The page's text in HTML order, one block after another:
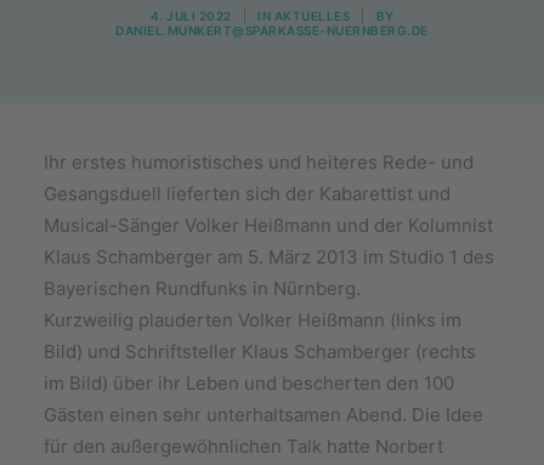
4. JULI 2022 IN AKTUELLES
BY
DANIEL.MUNKERT@SPARKASSE-NUERNBERG.DE
Ihr erstes humoristisches und heiteres Rede- und
Gesangsduell lieferten sich der Kabarettist und
Musical-Sänger Volker Heißmann und der Kolumnist
Klaus Schamberger am 5. März 2013 im Studio 1 des
Bayerischen Rundfunks in Nürnberg.
Kurzweilig plauderten Volker Heißmann (links im
Bild) und Schriftsteller Klaus Schamberger (rechts
im Bild) über ihr Leben und bescherten den 100
Gästen einen sehr unterhaltsamen Abend. Die Idee
für den außergewöhnlichen Talk hatte Norbert